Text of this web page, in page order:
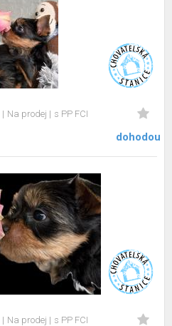
Na prodej s PP FCI
dohodou
Na prodej s PP FCI